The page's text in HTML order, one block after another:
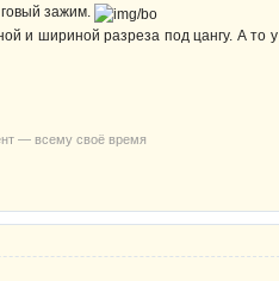
зажим.
и шириной разреза под цангу. А то у
— всему своё время